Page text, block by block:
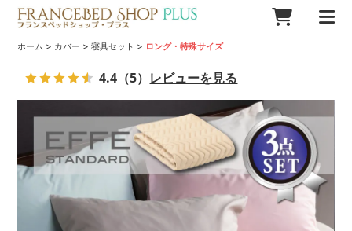
ホーム > カバー >寝具セット > ロング・特殊サイズ
4.4 （5） レビューを見る